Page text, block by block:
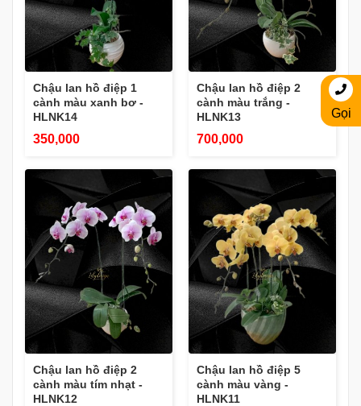
Chậu lan hồ điệp 1
cành màu xanh bơ -
HLNK14
350,000
Chậu lan hồ điệp 2
cành màu trắng -
HLNK13
700,000
Chậu lan hồ điệp 2
cành màu tím nhạt -
HLNK12
Chậu lan hồ điệp 5
cành màu vàng -
HLNK11
Gọi